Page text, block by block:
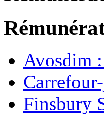
Avosdim
Finsbury